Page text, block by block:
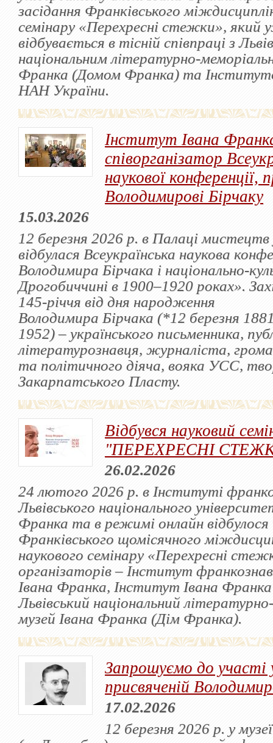
засідання Франківського
семінару «Перехресні стежки», який
відбувається в тісній співпраці з
національним літературно-
Франка (Домом Франка) та
НАН України.
Інститут Івана
співорганізатор
наукової конференції,
Володимирові Бірчаку
15.03.2026
12 березня 2026 р. в Палаці мистецтв
відбулася Всеукраїнська наукова
Володимира Бірчака і національно-
Дрогобиччині в 1900–1920 роках».
145-річчя від дня народження
Володимира Бірчака (*12 березня
1952) – українського письменника,
літературознавця, журналіста,
та політичного діяча, вояка УСС,
Закарпатського Пласту.
Відбувся науковий
"ПЕРЕХРЕСНІ
26.02.2026
24 лютого 2026 р. в Інституті
Львівського національного
Франка та в режимі онлайн відбулося
Франківського щомісячного
наукового семінару «Перехресні
організаторів – Інститут
Івана Франка, Інститут Івана
Львівський національний
музей Івана Франка (Дім Франка).
Запрошуємо до участі
присвяченій
17.02.2026
12 березня 2026 р. у